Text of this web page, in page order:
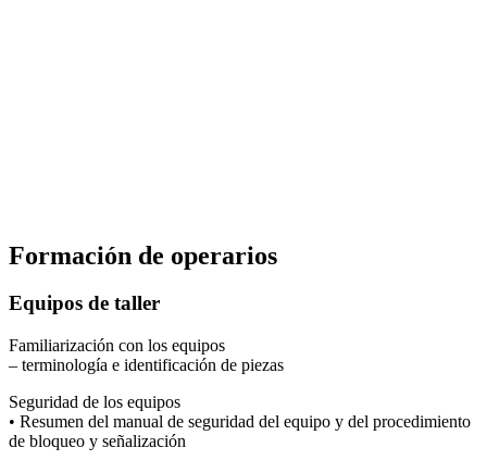
Formación de operarios
Equipos de taller
Familiarización con los equipos
– terminología e identificación de piezas
Seguridad de los equipos
• Resumen del manual de seguridad del equipo y del procedimiento
de bloqueo y señalización